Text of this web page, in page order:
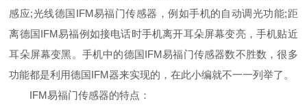
感应;光线德国IFM易福门传感器，例如手机的自动调光功能;距
离德国IFM易福例如接电话时手机离开耳朵屏幕变亮，手机贴近
耳朵屏幕变黑。手机中的德国IFM易福门传感器数不胜数，很多
功能都是利用德国IFM器来实现的，在此小编就不一一列举了。
IFM易福门传感器的特点：